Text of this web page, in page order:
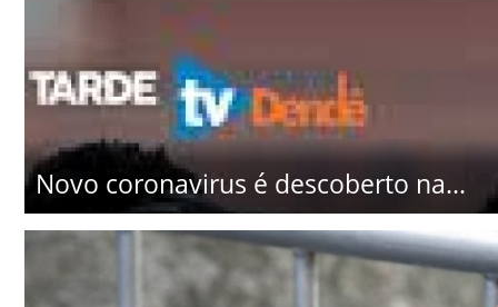
Novo coronavirus é descoberto na...